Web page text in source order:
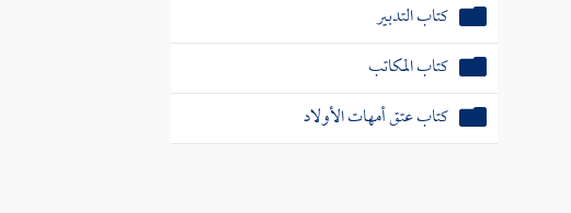
كتاب التدبير
كتاب المكاتب
كتاب عتق أمهات الأولاد